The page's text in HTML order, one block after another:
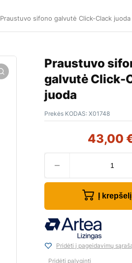
Praustuvo sifono galvutė Click-Clack juoda
Praustuvo
galvutė Click-
juoda
Prekės KODAS: X01748
43,00
Į krepšelį
Pridėti į pageidavimų
Pridėti palyginti